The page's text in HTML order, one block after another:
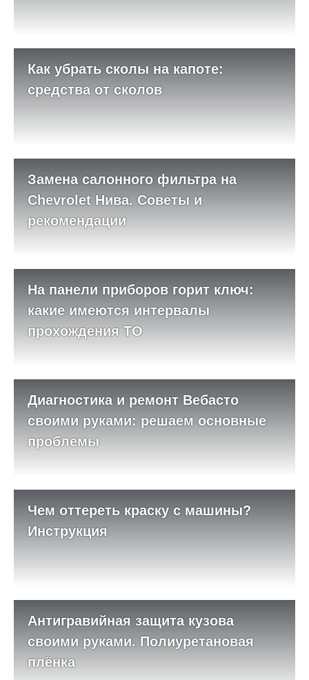
Как убрать сколы на капоте:
средства от сколов
Замена салонного фильтра на
Chevrolet Нива. Советы и
рекомендации
На панели приборов горит ключ:
какие имеются интервалы
прохождения ТО
Диагностика и ремонт Вебасто
своими руками: решаем основные
проблемы
Чем оттереть краску с машины?
Инструкция
Антигравийная защита кузова
своими руками. Полиуретановая
плёнка